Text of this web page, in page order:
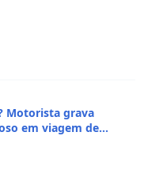
Motorista grava
em viagem de